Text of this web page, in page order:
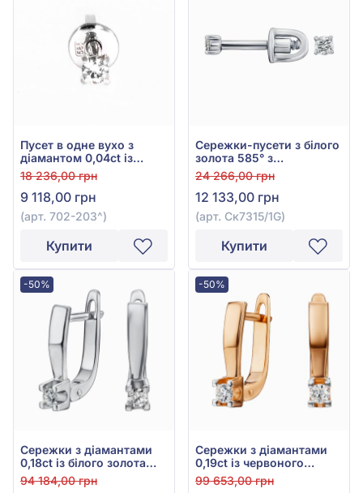
Пусет в одне вухо з
діамантом 0,04ct із
білого золота 585°, арт.
702-203
18 236,00 грн
9 118,00 грн
(арт. 702-203^)
Купити
Сережки-пусети з білого
золота 585° з
діамантами 0,07ct, арт.
Ск7315/1G
24 266,00 грн
12 133,00 грн
(арт. Ск7315/1G)
Купити
-50%
Сережки з діамантами
0,18ct із білого золота
585°, арт. Ск7041/1
94 184,00 грн
-50%
Сережки з діамантами
0,19ct із червоного
золота 585°, арт. Ск7041
99 653,00 грн